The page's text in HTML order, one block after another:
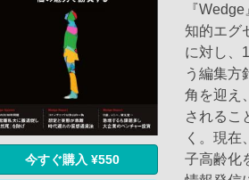
今すぐ購入 ¥550
『
知的エグ
に対し、
う編集方
角を迎え
されるこ
く。現在
子高齢化